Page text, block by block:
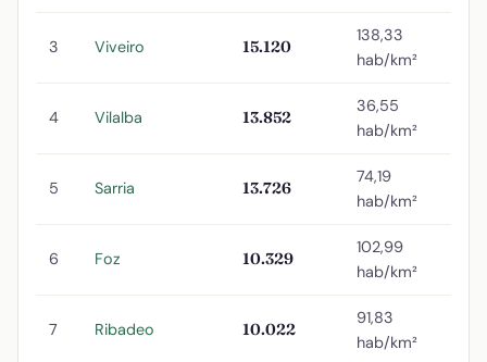
3 Viveiro 15.120
138,33
hab/km²
4 Vilalba 13.852
36,55
hab/km²
5 Sarria 13.726
74,19
hab/km²
6 Foz 10.329
102,99
hab/km²
7 Ribadeo 10.022
91,83
hab/km²